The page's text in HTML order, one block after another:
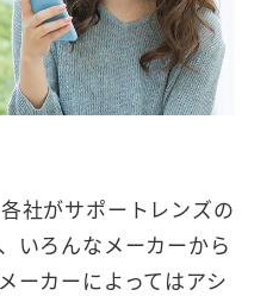
社がサポートレンズの
いろんなメーカーから
ーカーによってはアシ